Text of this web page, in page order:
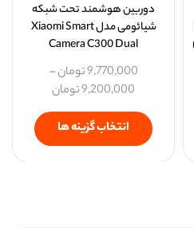
دوربین هوشمند تحت شبکه
شیائومی مدل Xiaomi Smart
Camera C300 Dual
9,770,000تومان–
9,200,000تومان
انتخاب گزینه ها